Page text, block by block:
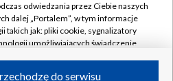
Kontakt
Kanały
odwiedzania przez Ciebie naszych
dalej „Portalem”, w tym informacje
takich jak: pliki cookie, sygnalizatory
umożliwiających świadczenie
do serwisu